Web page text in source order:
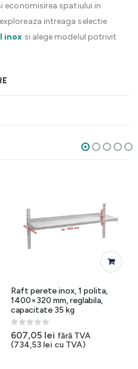
economisirea spatiului in
intreaga selectie
inox si alege modelul potrivit
Raft perete inox, 1 polita,
1400×320 mm, reglabila,
capacitate 35 kg
0out of 5
607,05 lei fără TVA
(734,53 lei cu TVA)